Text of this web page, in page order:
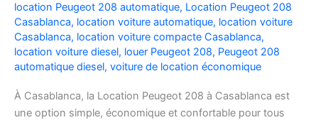
location Peugeot 208 automatique, Location Peugeot 208
Casablanca, location voiture automatique, location voiture
Casablanca, location voiture compacte Casablanca,
location voiture diesel, louer Peugeot 208, Peugeot 208
automatique diesel, voiture de location économique
À Casablanca, la Location Peugeot 208 à Casablanca est
une option simple, économique et confortable pour tous